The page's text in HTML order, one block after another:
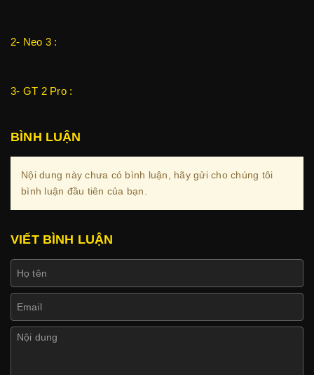
2- Neo 3 :
3- GT 2 Pro :
BÌNH LUẬN
Nội dung này chưa có bình luận, hãy gửi cho chúng tôi
bình luận đầu tiên của bạn.
VIẾT BÌNH LUẬN